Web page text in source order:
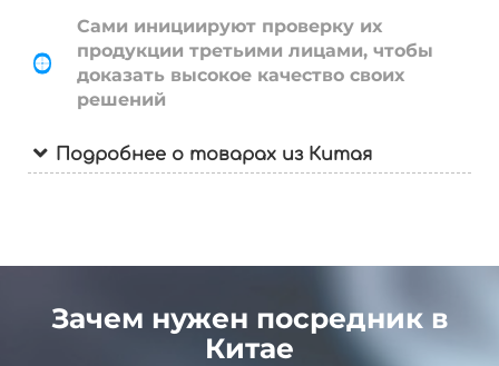
Сами инициируют проверку их
продукции третьими лицами, чтобы
доказать высокое качество своих
решений
Подробнее о товарах из Китая
Зачем нужен посредник в
Китае